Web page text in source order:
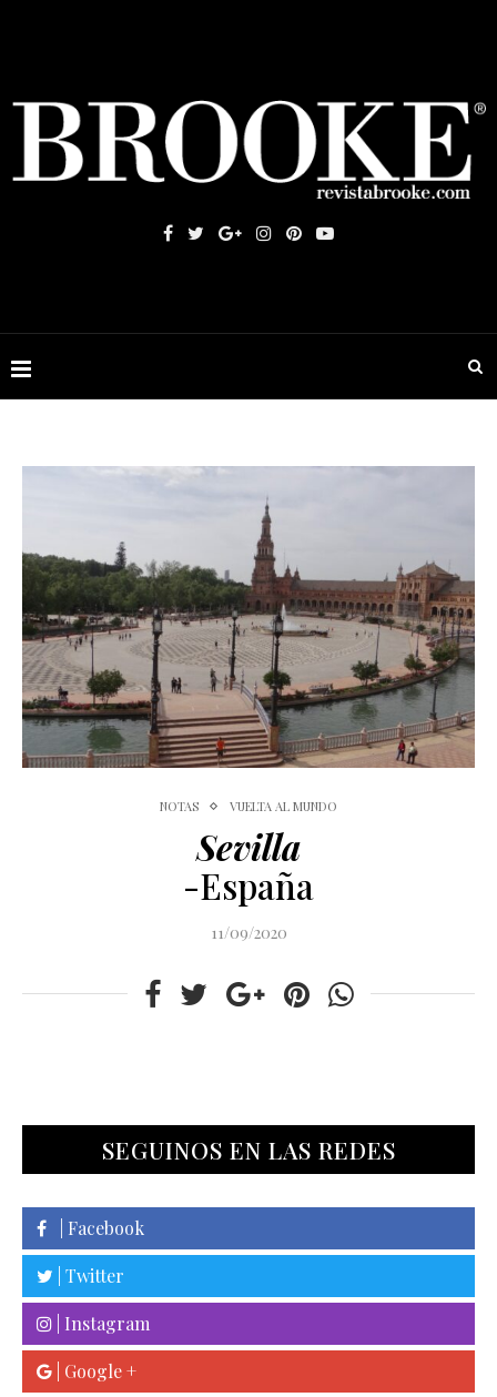
NOTAS VUELTA AL MUNDO
Sevilla
-España
11/09/2020
SEGUINOS EN LAS REDES
| Facebook
| Twitter
| Instagram
| Google +